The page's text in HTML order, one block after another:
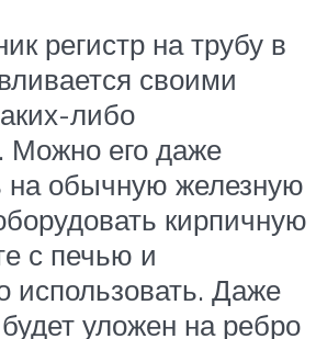
регистр на трубу в
своими
либо
Можно его даже
на обычную железную
кирпичную
с печью и
использовать. Даже
уложен на ребро